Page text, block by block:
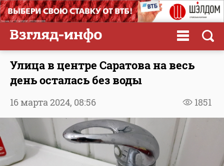
Улица в центре Саратова на весь
день осталась без воды
1851
16 марта 2024, 08:56